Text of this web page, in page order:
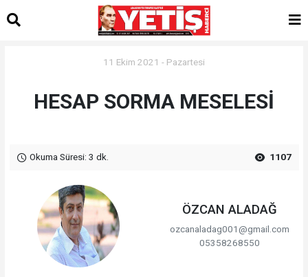
11 Ekim 2021 - Pazartesi
HESAP SORMA MESELESİ
Okuma Süresi: 3 dk. 1107
ÖZCAN ALADAĞ
ozcanaladag001@gmail.com
05358268550